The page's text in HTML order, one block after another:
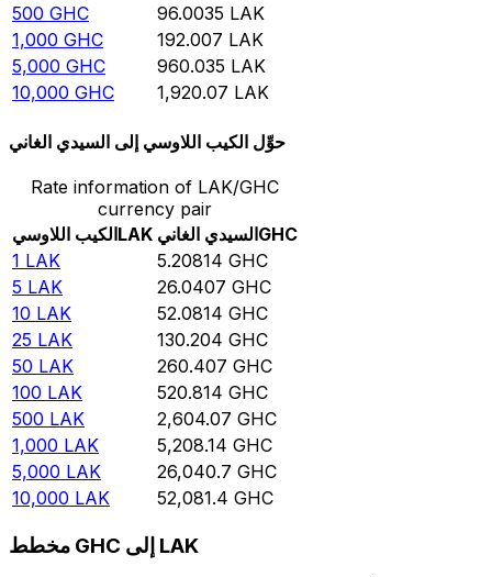
500 GHC 96.0035 LAK
1,000 GHC 192.007 LAK
5,000 GHC 960.035 LAK
10,000 GHC 1,920.07 LAK
حوِّل الكيب اللاوسي إلى السيدي الغاني
Rate information of LAK/GHC
currency pair
الكيب اللاوسيLAK السيدي الغانيGHC
1 LAK 5.20814 GHC
5 LAK 26.0407 GHC
10 LAK 52.0814 GHC
25 LAK 130.204 GHC
50 LAK 260.407 GHC
100 LAK 520.814 GHC
500 LAK 2,604.07 GHC
1,000 LAK 5,208.14 GHC
5,000 LAK 26,040.7 GHC
10,000 LAK 52,081.4 GHC
مخطط GHC إلى LAK